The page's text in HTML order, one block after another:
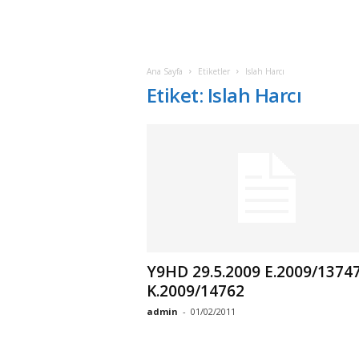
Ana Sayfa Etiketler Islah Harcı
Etiket: Islah Harcı
Y9HD 29.5.2009 E.2009/
K.2009/14762
admin - 01/02/2011